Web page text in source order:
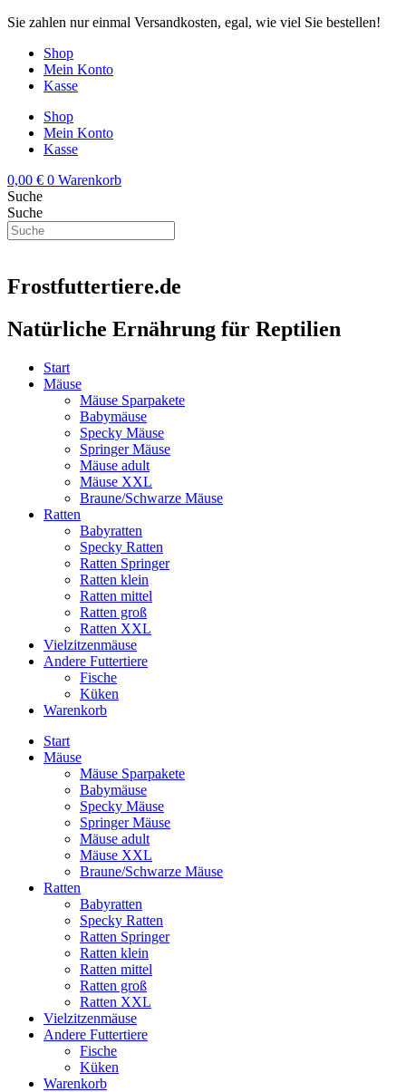
Zum
springen
Sie zahlen nur einmal Versandkosten, egal, wie viel Sie bestellen!
Shop
Mein Konto
Kasse
Shop
Mein Konto
Kasse
0,00 € 0 Warenkorb
Suche
Suche
Frostfuttertiere.de
Natürliche Ernährung für Reptilien
Start
Mäuse
Mäuse Sparpakete
Babymäuse
Specky Mäuse
Springer Mäuse
Mäuse adult
Mäuse XXL
Braune/Schwarze Mäuse
Ratten
Babyratten
Specky Ratten
Ratten Springer
Ratten klein
Ratten mittel
Ratten groß
Ratten XXL
Vielzitzenmäuse
Andere Futtertiere
Fische
Küken
Warenkorb
Start
Mäuse
Mäuse Sparpakete
Babymäuse
Specky Mäuse
Springer Mäuse
Mäuse adult
Mäuse XXL
Braune/Schwarze Mäuse
Ratten
Babyratten
Specky Ratten
Ratten Springer
Ratten klein
Ratten mittel
Ratten groß
Ratten XXL
Vielzitzenmäuse
Andere Futtertiere
Fische
Küken
Warenkorb